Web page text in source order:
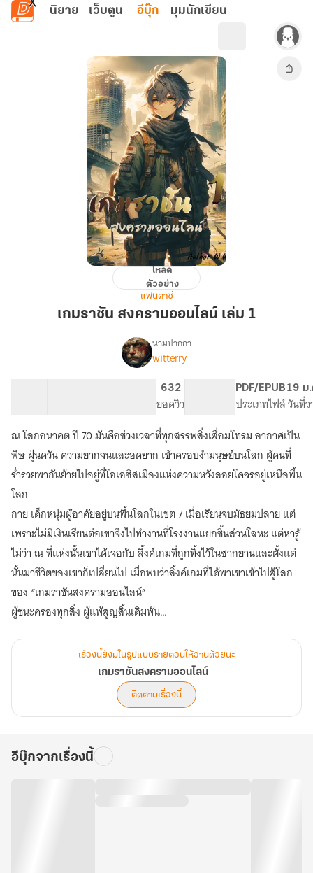
ข้ามไปยังเนื้อหาหลัก
นิยาย เว็บตูน อีบุ๊ก มุมนักเขียน
สงคราม
โหลด
ตัวอย่าง
แฟนตาซี
เกมราชัน สงครามออนไลน์ เล่ม 1
เรื่อง
ราชัน
สงคราม
ออนไลน์
นามปากกา
witterry
632
ยอดวิว
PDF/EPUB
ประเภทไฟล์
19 ม
วันที่ว
ณ โลกอนาคต ปี 70 มันคือช่วงเวลาที่ทุกสรรพสิ่งเสื่อมโทรม อากาศเป็น
พิษ ฝุ่นควัน ความยากจนและอดยาก เข้าครอบงำมนุษย์บนโลก ผู้คนที่
ร่ำรวยพากันย้ายไปอยู่ที่โอเอซิสเมืองแห่งความหวังลอยโคจรอยู่เหนือพื้น
โลก
กาย เด็กหนุ่มผู้อาศัยอยู่บนพื้นโลกในเขต 7 เมื่อเรียนจบมัธยมปลาย แต่
เพราะไม่มีเงินเรียนต่อเขาจึงไปทำงานที่โรงงานแยกชิ้นส่วนโลหะ แต่หารู้
ไม่ว่า ณ ที่แห่งนั้นเขาได้เจอกับ ลิ้งค์เกมที่ถูกทิ้งไว้ในซากยานและตั้งแต่
นั้นมาชีวิตของเขาก็เปลี่ยนไป เมื่อพบว่าลิ้งค์เกมที่ได้พาเขาเข้าไปสู้โลก
ของ “เกมราชันสงครามออนไลน์”
ผู้ชนะครองทุกสิ่ง ผู้แพ้สูญสิ้นเดิมพัน
มาร่วมติดตามกายเข้าร่วมการต่อสู้ในโลกของเกมเพื่อเปลี่ยนแปลงชีวิต
ของเด็กหนุ่มยากจนคนหนึ่ง ในเกมราชันสงครามออนไลน์
เรื่องนี้ยังมีในรูปแบบรายตอนให้อ่านด้วยนะ
เกมราชันสงครามออนไลน์
ติดตามเรื่องนี้
อีบุ๊กจากเรื่องนี้